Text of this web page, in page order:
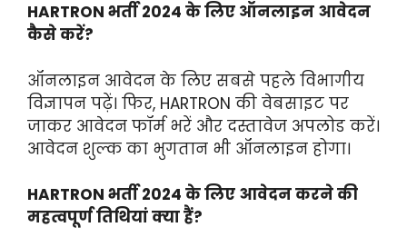
HARTRON भर्ती 2024 के लिए ऑनलाइन आवेदन
कैसे करें?
ऑनलाइन आवेदन के लिए सबसे पहले विभागीय
विज्ञापन पढ़ें। फिर, HARTRON की वेबसाइट पर
जाकर आवेदन फॉर्म भरें और दस्तावेज अपलोड करें।
आवेदन शुल्क का भुगतान भी ऑनलाइन होगा।
HARTRON भर्ती 2024 के लिए आवेदन करने की
महत्वपूर्ण तिथियां क्या हैं?